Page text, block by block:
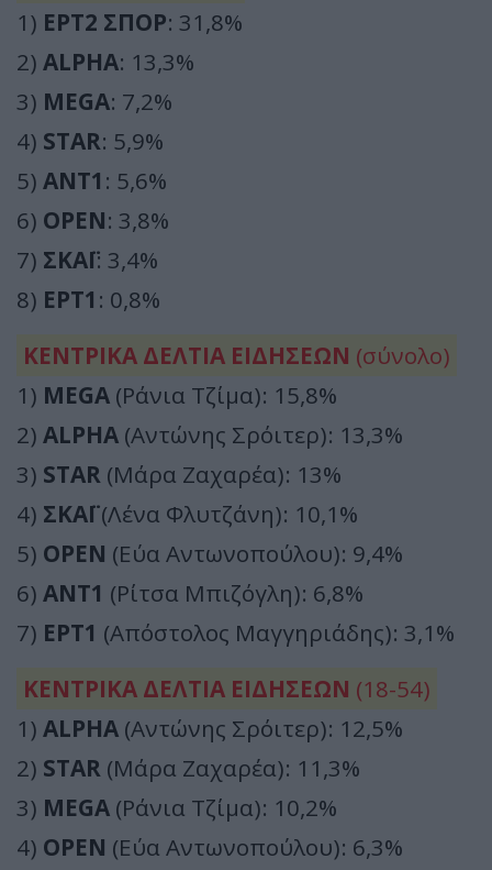
1) ΕΡΤ2 ΣΠΟΡ: 31,8%
2) ALPHA: 13,3%
3) MEGA: 7,2%
4) STAR: 5,9%
5) ΑΝΤ1 : 5,6%
6) OPEN: 3,8%
7) ΣΚΑΪ: 3,4%
8) ΕΡΤ1 : 0,8%
ΚΕΝΤΡΙΚΑ ΔΕΛΤΙΑ ΕΙΔΗΣΕΩΝ (σύνολο)
1) MEGA (Ράνια Τζίμα): 15,8%
2) ALPHA (Αντώνης Σρόιτερ): 13,3%
3) STAR (Μάρα Ζαχαρέα): 13%
4) ΣΚΑΪ(Λένα Φλυτζάνη): 10,1%
5) OPEN (Εύα Αντωνοπούλου): 9,4%
6) ΑΝΤ1 (Ρίτσα Μπιζόγλη): 6,8%
7) ΕΡΤ1 (Απόστολος Μαγγηριάδης): 3,1%
ΚΕΝΤΡΙΚΑ ΔΕΛΤΙΑ ΕΙΔΗΣΕΩΝ (18-54)
1) ALPHA (Αντώνης Σρόιτερ): 12,5%
2) STAR (Μάρα Ζαχαρέα): 11,3%
3) MEGA (Ράνια Τζίμα): 10,2%
4) OPEN (Εύα Αντωνοπούλου): 6,3%